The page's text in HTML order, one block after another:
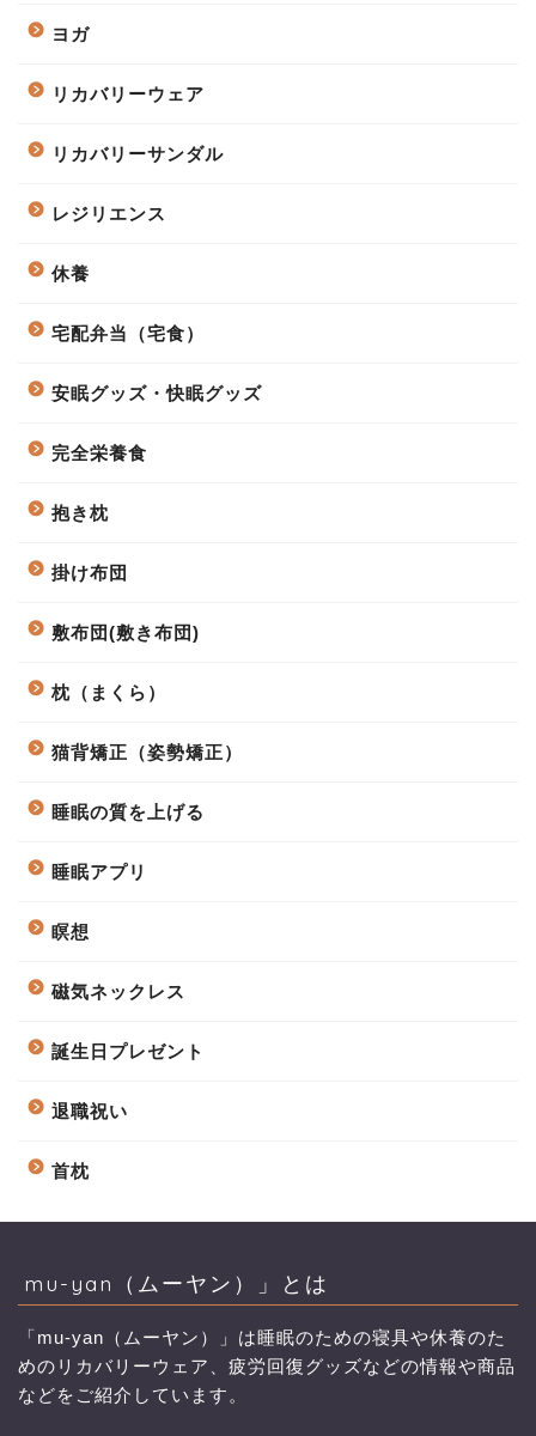
ヨガ
リカバリーウェア
リカバリーサンダル
レジリエンス
休養
宅配弁当（宅食）
安眠グッズ・快眠グッズ
完全栄養食
抱き枕
掛け布団
敷布団(敷き布団)
枕（まくら）
猫背矯正（姿勢矯正）
睡眠の質を上げる
睡眠アプリ
瞑想
磁気ネックレス
誕生日プレゼント
退職祝い
首枕
mu-yan（ムーヤン）」とは
「mu-yan（ムーヤン）」は睡眠のための寝具や休養のた
めのリカバリーウェア、疲労回復グッズなどの情報や商品
などをご紹介しています。